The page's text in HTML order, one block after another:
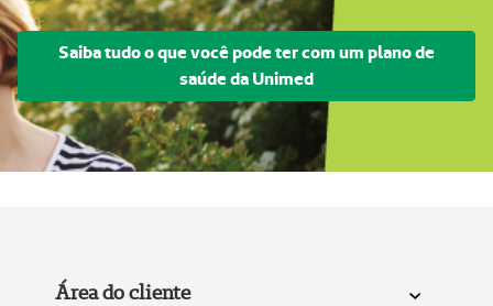
Saiba tudo o que você pode ter com um plano de
saúde da Unimed
Área do cliente